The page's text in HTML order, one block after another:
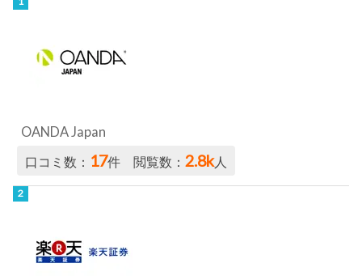
OANDA Japan
口コミ数： 17件 閲覧数：2.8k人